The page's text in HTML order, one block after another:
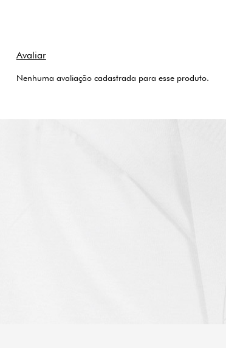
Nenhuma avaliação cadastrada para esse produto.